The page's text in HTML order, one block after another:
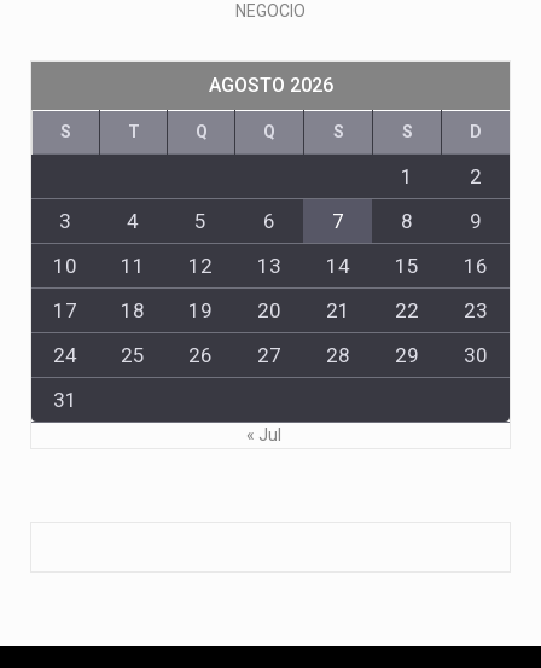
NEGOCIO
AGOSTO 2026
S T Q Q S S D
1
2
3
4 5 6 7 8
9
10
11 12 13 14 15
16
17
18 19 20 21 22
23
24
25 26 27 28 29
30
31
« Jul